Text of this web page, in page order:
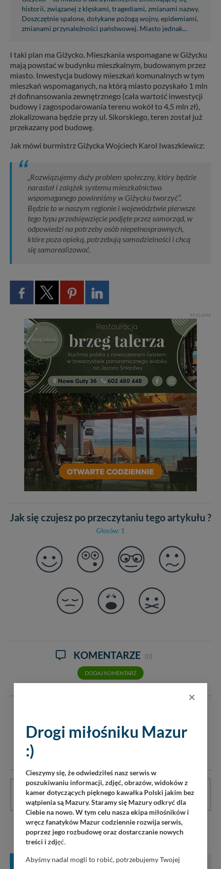
historii, związanej z klęskami, tragediami, zmianami nazwy.
Doszczętnie spalone, dotykane pożogą wojny, epidemiami,
zmianami przynależności państwowej. Miasto jednak...
I taki plan ma Giżycko. Mieszkania wspomagane w Giżycku
mają powstać w budynku mieszkalnym, budowanym przez
miasto. Inwestycja budowy mieszkań komunalnych w tym
mieszkań wspomaganych, na którą miasto pozyskało 1 mln
zł dofinansowania zewnętrznego (cała wartość inwestycji
budowy i zagospodarowania terenu wokół to 4,5 mln zł),
zlokalizowana będzie przy ul. Sikorskiego, teren został już
przekazany pod budowę.
Jak mówi burmistrz Giżycka Wojciech Karol Iwaszkiewicz:
„Rozwiązujemy duży problem społeczny, który będzie
narastał i zalążek systemu mieszkalnictwa
wspomaganego powinniśmy w Giżycku tworzyć”.
Będzie to w naszym regionie i województwie pierwsze
tego typu przedsięwzięcie podjęte przez samorząd, w
odpowiedzi na potrzeby osób niepełnosprawnych,
które poza opieką, potrzebują samodzielności i chcą
się samorealizować.
REKLAMA
Jak się czujesz po przeczytaniu tego artykułu ?
Głosów: 1
KOMENTARZE (0)
DODAJ KOMENTARZ
dotyczących danej tematyki dyskusji. Wpisy niezwiązane z
tematem, wulgarne, obraźliwe, naruszające prawo będą
usuwane.
Artykuł nie ma jeszcze komentarzy, bądź pierwszy!
KONCERTY NA MAZURACH
SIERPIEŃ WRZESIEŃ PAŹDZIERNIK
×
Drogi miłośniku Mazur
:)
Cieszymy się, że odwiedziłeś nasz serwis w
poszukiwaniu informacji, zdjęć, obrazów, widoków z
kamer dotyczących pięknego kawałka Polski jakim bez
wątpienia są Mazury. Staramy się Mazury odkryć dla
Ciebie na nowo. W tym celu nasza ekipa miłośników i
wręcz fanatyków Mazur codziennie rozwija serwis,
poprzez jego rozbudowę oraz dostarczanie nowych
treści i zdjęć.
Abyśmy nadal mogli to robić, potrzebujemy Twojej